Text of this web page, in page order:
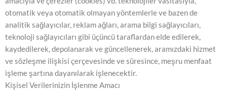
otomatik veya otomatik olmayan yöntemlerle ve bazen de
analitik sağlayıcılar, reklam ağları, arama bilgi sağlayıcıları,
teknoloji sağlayıcıları gibi üçüncü taraflardan elde edilerek,
kaydedilerek, depolanarak ve güncellenerek, aramızdaki hizmet
ve sözleşme ilişkisi çerçevesinde ve süresince, meşru menfaat
işleme şartına dayanılarak işlenecektir.
Kişisel Verilerinizin İşlenme Amacı